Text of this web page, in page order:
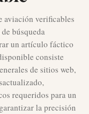
aviación verificables
búsqueda
un artículo fáctico
consiste
de sitios web,
requeridos para un
la precisión